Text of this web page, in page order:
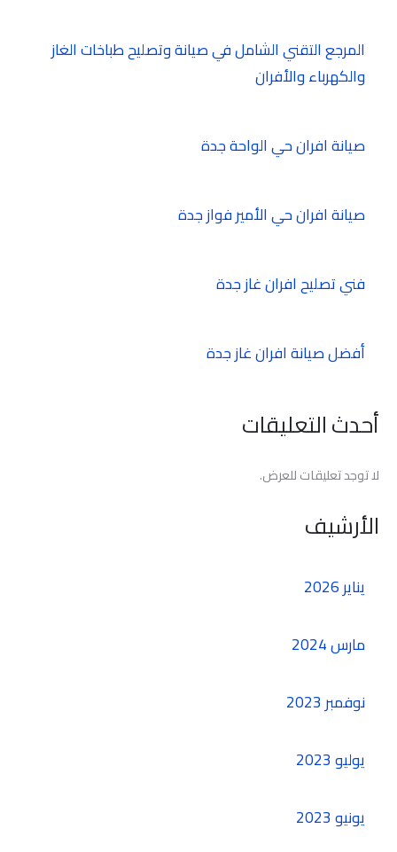
المرجع التقني الشامل في صيانة وتصليح طباخات الغاز
والكهرباء والأفران
صيانة افران حي الواحة جدة
صيانة افران حي الأمير فواز جدة
فني تصليح افران غاز جدة
أفضل صيانة افران غاز جدة
أحدث التعليقات
لا توجد تعليقات للعرض.
الأرشيف
يناير 2026
مارس 2024
نوفمبر 2023
يوليو 2023
يونيو 2023